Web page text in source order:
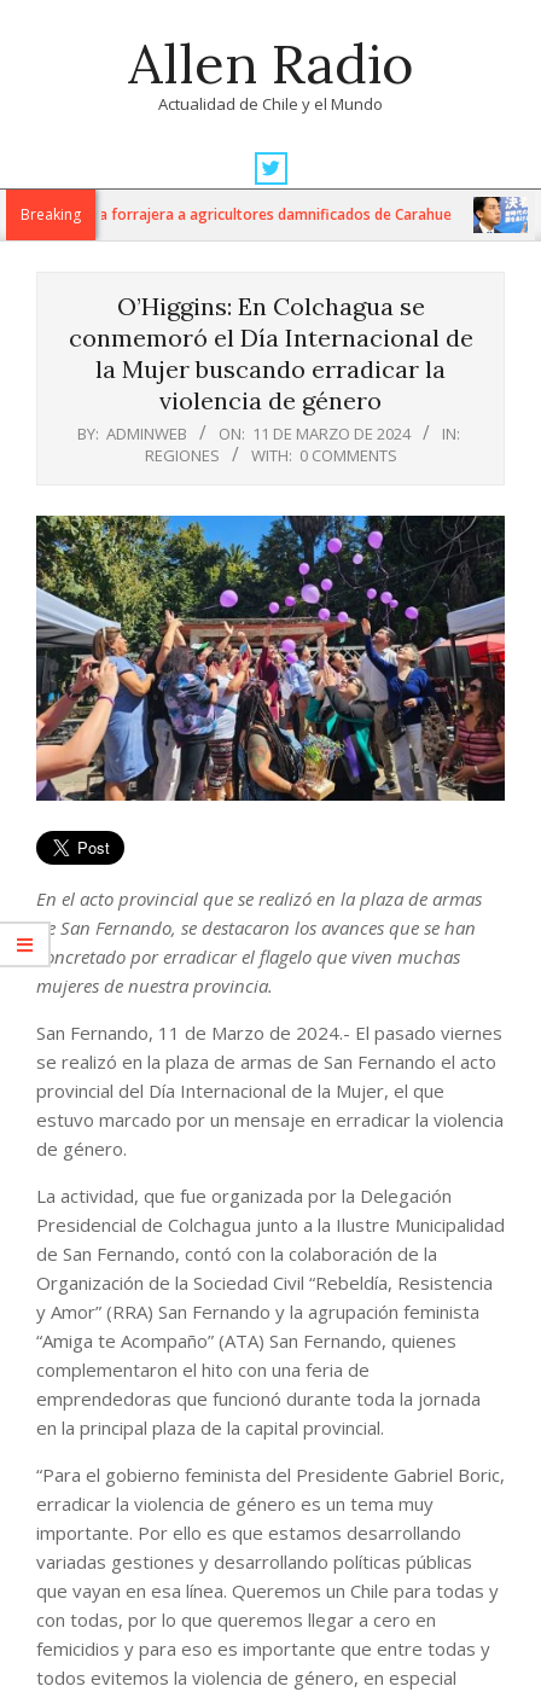
Allen Radio
Actualidad de Chile y el Mundo
Navigation
MenuBreaking
de avena forrajera a agricultores damnificados de Carahue
O’Higgins: En Colchagua se
conmemoró el Día Internacional de
la Mujer buscando erradicar la
violencia de género
BY: ADMINWEB ON: 11 DE MARZO DE 2024
IN:
REGIONES
WITH: 0 COMMENTS
En el acto provincial que se realizó en la plaza de armas
de San Fernando, se destacaron los avances que se han
concretado por erradicar el flagelo que viven muchas
mujeres de nuestra provincia.
San Fernando, 11 de Marzo de 2024.- El pasado viernes
se realizó en la plaza de armas de San Fernando el acto
provincial del Día Internacional de la Mujer, el que
estuvo marcado por un mensaje en erradicar la violencia
de género.
La actividad, que fue organizada por la Delegación
Presidencial de Colchagua junto a la Ilustre Municipalidad
de San Fernando, contó con la colaboración de la
Organización de la Sociedad Civil “Rebeldía, Resistencia
y Amor” (RRA) San Fernando y la agrupación feminista
“Amiga te Acompaño” (ATA) San Fernando, quienes
complementaron el hito con una feria de
emprendedoras que funcionó durante toda la jornada
en la principal plaza de la capital provincial.
“Para el gobierno feminista del Presidente Gabriel Boric,
erradicar la violencia de género es un tema muy
importante. Por ello es que estamos desarrollando
variadas gestiones y desarrollando políticas públicas
que vayan en esa línea. Queremos un Chile para todas y
con todas, por lo que queremos llegar a cero en
femicidios y para eso es importante que entre todas y
todos evitemos la violencia de género, en especial